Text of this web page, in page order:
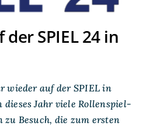
der SPIEL 24 in
wieder auf der SPIEL in
dieses Jahr viele Rollenspiel-
Besuch, die zum ersten